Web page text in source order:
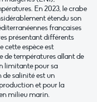
En 2023, le crabe
étendu son
françaises
présentant différents
cette espèce est
de températures allant de
limitante pour sa
salinité est un
et pour la
milieu marin.